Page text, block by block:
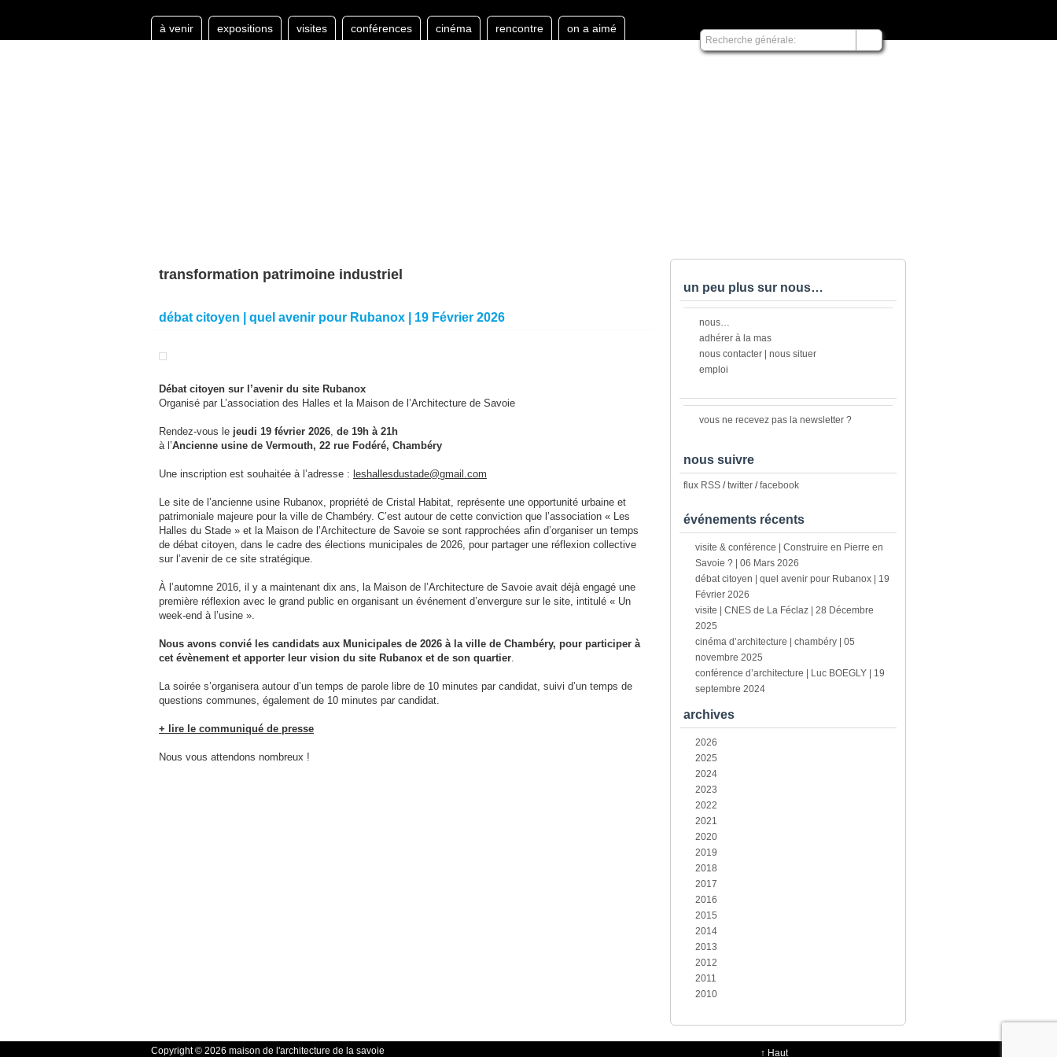
à venir expositions visites conférences cinéma rencontre on a aimé
transformation patrimoine industriel
débat citoyen | quel avenir pour Rubanox | 19 Février 2026
Débat citoyen sur l’avenir du site Rubanox
Organisé par L’association des Halles et la Maison de l’Architecture de Savoie
Rendez-vous le jeudi 19 février 2026, de 19h à 21h
à l’Ancienne usine de Vermouth, 22 rue Fodéré, Chambéry
Une inscription est souhaitée à l’adresse : leshallesdustade@gmail.com
Le site de l’ancienne usine Rubanox, propriété de Cristal Habitat, représente une opportunité urbaine et
patrimoniale majeure pour la ville de Chambéry. C’est autour de cette conviction que l’association « Les
Halles du Stade » et la Maison de l’Architecture de Savoie se sont rapprochées afin d’organiser un temps
de débat citoyen, dans le cadre des élections municipales de 2026, pour partager une réflexion collective
sur l’avenir de ce site stratégique.
À l’automne 2016, il y a maintenant dix ans, la Maison de l’Architecture de Savoie avait déjà engagé une
première réflexion avec le grand public en organisant un événement d’envergure sur le site, intitulé « Un
week-end à l’usine ».
Nous avons convié les candidats aux Municipales de 2026 à la ville de Chambéry, pour participer à
cet évènement et apporter leur vision du site Rubanox et de son quartier.
La soirée s’organisera autour d’un temps de parole libre de 10 minutes par candidat, suivi d’un temps de
questions communes, également de 10 minutes par candidat.
+ lire le communiqué de presse
Nous vous attendons nombreux !
un peu plus sur nous…
nous…
adhérer à la mas
nous contacter | nous situer
emploi
vous ne recevez pas la newsletter ?
nous suivre
flux RSS /twitter /facebook
événements récents
visite & conférence | Construire en Pierre en
Savoie ? | 06 Mars 2026
débat citoyen | quel avenir pour Rubanox | 19
Février 2026
visite | CNES de La Féclaz | 28 Décembre
2025
cinéma d’architecture | chambéry | 05
novembre 2025
conférence d’architecture | Luc BOEGLY | 19
septembre 2024
archives
2026
2025
2024
2023
2022
2021
2020
2019
2018
2017
2016
2015
2014
2013
2012
2011
2010
Copyright © 2026 maison de l'architecture de la savoie ↑ Haut